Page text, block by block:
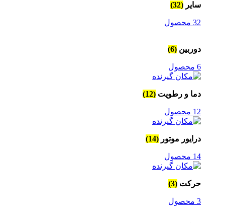
سایر (32)
32 محصول
دوربین (6)
6 محصول
دما و رطویت (12)
12 محصول
درایور موتور (14)
14 محصول
حرکت (3)
3 محصول